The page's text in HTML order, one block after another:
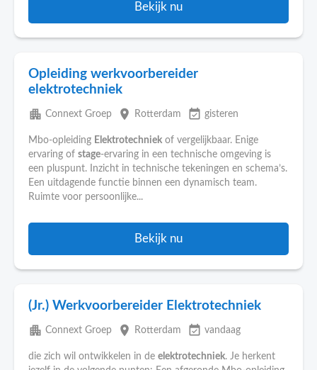
Bekijk nu
Opleiding werkvoorbereider
elektrotechniek
apartment Connext Groep place Rotterdam event_available gisteren
Mbo-opleiding Elektrotechniek of vergelijkbaar. Enige
ervaring of stage-ervaring in een technische omgeving is
een pluspunt. Inzicht in technische tekeningen en schema’s.
Een uitdagende functie binnen een dynamisch team.
Ruimte voor persoonlijke...
Bekijk nu
(Jr.) Werkvoorbereider Elektrotechniek
apartment Connext Groep place Rotterdam event_available vandaag
die zich wil ontwikkelen in de elektrotechniek. Je herkent